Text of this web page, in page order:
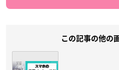
この記事の他の